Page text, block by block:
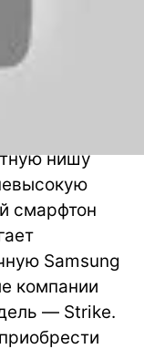
нишу
смарфтон
Samsung
компании
— Strike.